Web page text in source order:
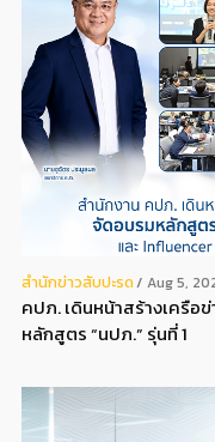
สํานักข่าวสับปะรด Aug 5,
คปภ. เดินหน้าสร้างเครื
หลักสูตร “นปภ.” รุ่นที่ 1